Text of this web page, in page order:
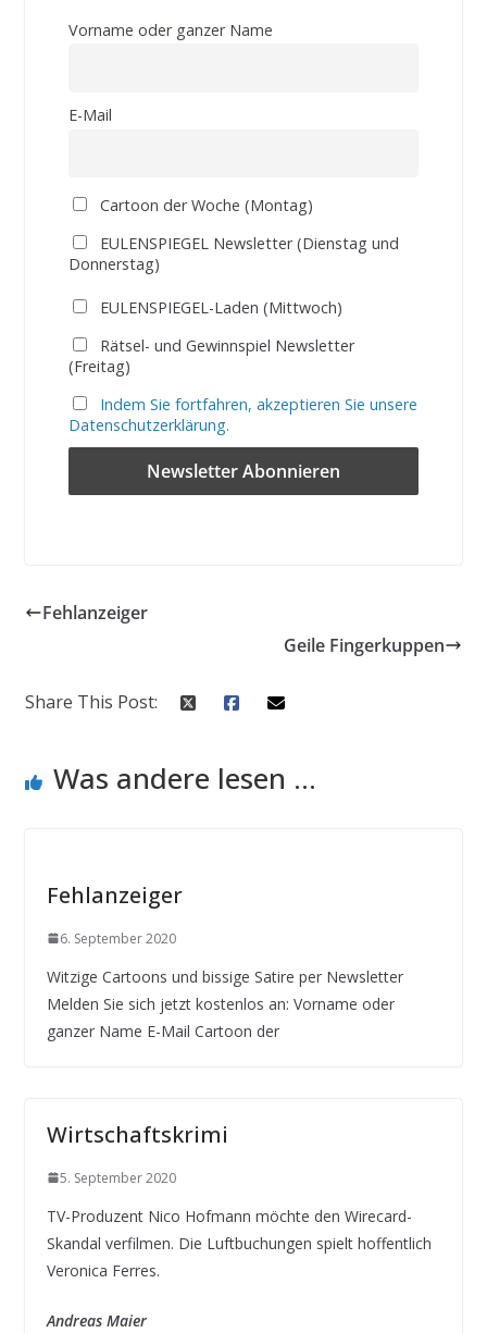
Vorname oder ganzer Name
E-Mail
Cartoon der Woche (Montag)
EULENSPIEGEL Newsletter (Dienstag und
Donnerstag)
EULENSPIEGEL-Laden (Mittwoch)
Rätsel- und Gewinnspiel Newsletter
(Freitag)
Indem Sie fortfahren, akzeptieren Sie unsere
Datenschutzerklärung.
Fehlanzeiger
Geile Fingerkuppen
Share This Post:
Was andere lesen ...
Fehlanzeiger
6. September 2020
Witzige Cartoons und bissige Satire per Newsletter
Melden Sie sich jetzt kostenlos an: Vorname oder
ganzer Name E-Mail Cartoon der
Wirtschaftskrimi
5. September 2020
TV-Produzent Nico Hofmann möchte den Wirecard-
Skandal verfilmen. Die Luftbuchungen spielt hoffentlich
Veronica Ferres.
Andreas Maier